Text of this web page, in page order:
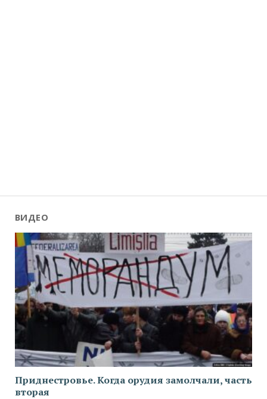
ВИДЕО
Приднестровье. Когда орудия замолчали, часть
вторая